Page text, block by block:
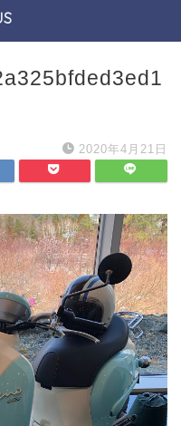
2020年4月21日